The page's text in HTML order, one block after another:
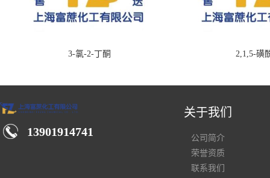
3-氯-2-丁酮 2,1,5-磺
13901914741
关于我们
公司简介
荣誉资质
联系我们